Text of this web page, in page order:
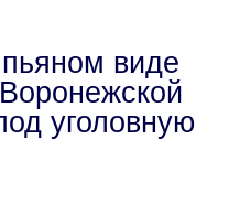
виде
уголовную